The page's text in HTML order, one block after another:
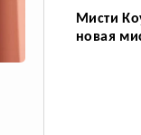
Мисти
новая